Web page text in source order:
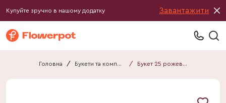
Купуйте зручно в нашому додатку Завантажити
Головна / Букети та композиції / Букет 25 рожево-білих Тюльпанів F546